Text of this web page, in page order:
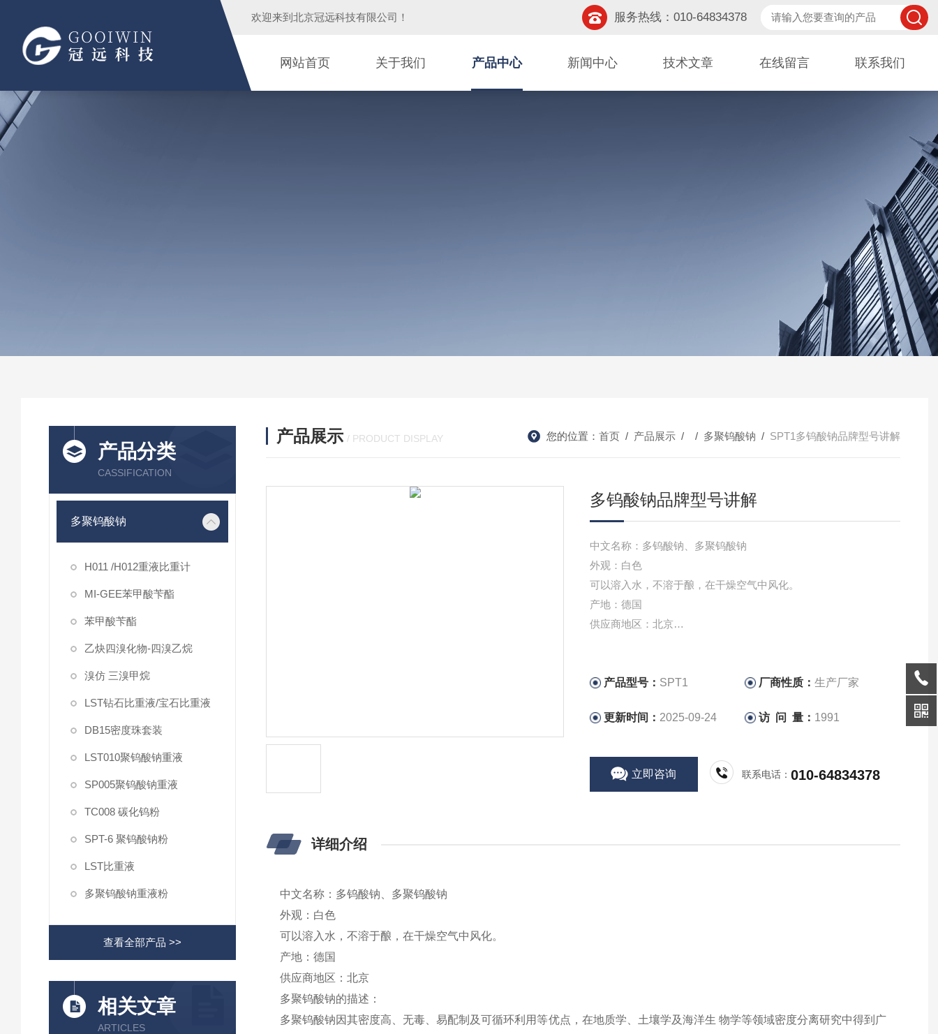
欢迎来到 北京冠远科技有限公司 ！ 服务热线：010-64834378
网站首页 关于我们 产品中心 新闻中心 技术文章 在线留言 联系我们
产品分类
CASSIFICATION
多聚钨酸钠
H011 /H012重液比重计
MI-GEE苯甲酸苄酯
苯甲酸苄酯
乙炔四溴化物-四溴乙烷
溴仿 三溴甲烷
LST钻石比重液/宝石比重液
DB15密度珠套装
LST010聚钨酸钠重液
SP005聚钨酸钠重液
TC008 碳化钨粉
SPT-6 聚钨酸钠粉
LST比重液
多聚钨酸钠重液粉
查看全部产品 >>
相关文章
ARTICLES
产品展示 / PRODUCT DISPLAY 您的位置： 首页 / 产品展示 / / 多聚钨酸钠 / SPT1多钨酸钠品牌型号讲解
多钨酸钠品牌型号讲解
中文名称：多钨酸钠、多聚钨酸钠
外观：白色
可以溶入水，不溶于酿，在干燥空气中风化。
产地：德国
供应商地区：北京
多聚钨酸钠因其密度高、无毒、易配制及可循环利用等优点，在地
在地质学中主要应用于矿物及沉积岩的分离，为微细粒 纯矿物的分
大颗粒、有机质及腐 殖酸等
产品型号： SPT1 厂商性质：生产厂家
更新时间： 2025-09-24 访 问 量： 1991
立即咨询 联系电话：010-64834378
详细介绍
中文名称：多钨酸钠、多聚钨酸钠
外观：白色
可以溶入水，不溶于酿，在干燥空气中风化。
产地：德国
供应商地区：北京
多聚钨酸钠的描述：
多聚钨酸钠因其密度高、无毒、易配制及可循环利用等优点，在地质学、土壤学及海洋生 物学等领域密度分离研究中得到广